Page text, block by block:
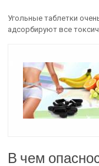
Угольные таблетки
адсорбируют все
В чем